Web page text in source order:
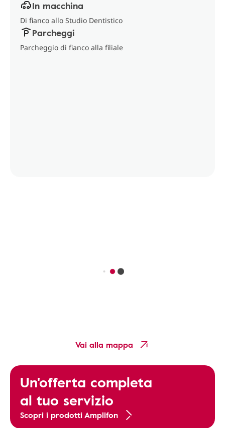
In macchina
Di fianco allo Studio Dentistico
Parcheggi
Parcheggio di fianco alla filiale
Vai alla mappa
Un'offerta completa
al tuo servizio
Scopri i prodotti Amplifon